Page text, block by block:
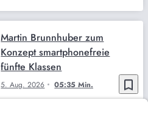
bookmark_border
5. Aug. 2026 05:35 Min.
Martin Brunnhuber zum
Konzept smartphonefreie
fünfte Klassen